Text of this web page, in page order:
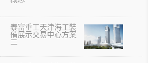
泰富重工天津海工裝
備展示交易中心方案
二